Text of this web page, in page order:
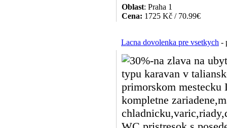
Oblast: Praha 1
Cena: 1725 Kč / 70.99€
Lacna dovolenka pre vsetkych -
30%-na zlava na
typu karavan v
primorskom
kompletne